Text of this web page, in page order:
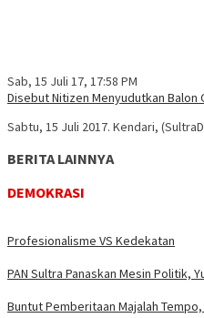
Sab, 15 Juli 17, 17:58 PM
Disebut Nitizen Menyudutkan Balon
Sabtu, 15 Juli 2017. Kendari,
BERITA LAINNYA
DEMOKRASI
Profesionalisme VS Kedekatan
PAN Sultra Panaskan Mesin Politik,
Buntut Pemberitaan Majalah